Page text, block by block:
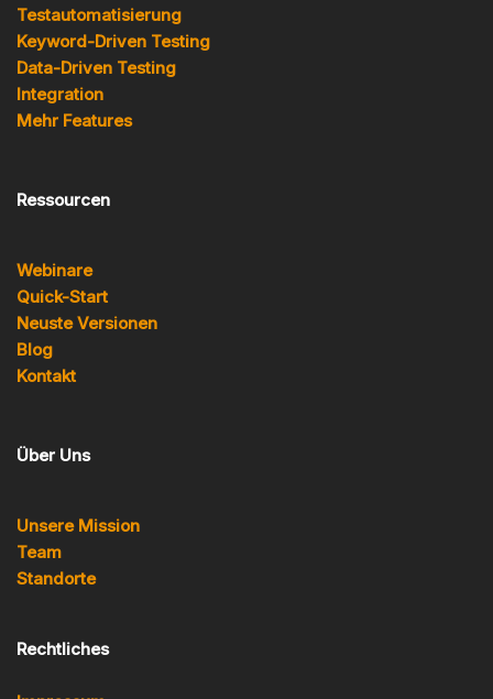
Testautomatisierung
Keyword-Driven Testing
Data-Driven Testing
Integration
Mehr Features
Ressourcen
Webinare
Quick-Start
Neuste Versionen
Blog
Kontakt
Über Uns
Unsere Mission
Team
Standorte
Rechtliches